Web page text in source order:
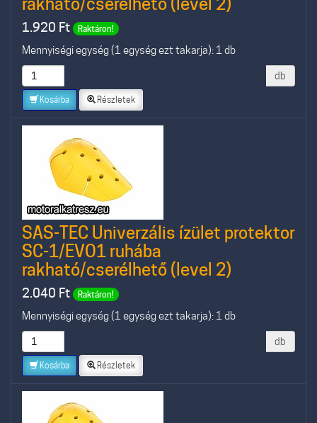
1.920 Ft Raktáron!
Mennyiségi egység (1 egység ezt takarja): 1 db
db
Kosárba Részletek
SAS-TEC Univerzális ízület protektor
SC-1/EVO1 ruhába
rakható/cserélhető (level 2)
2.040 Ft Raktáron!
Mennyiségi egység (1 egység ezt takarja): 1 db
db
Kosárba Részletek